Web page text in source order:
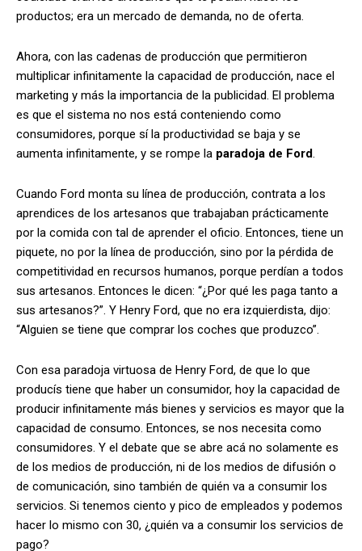
productos; era un mercado de demanda, no de oferta.
Ahora, con las cadenas de producción que permitieron
multiplicar infinitamente la capacidad de producción, nace el
marketing y más la importancia de la publicidad. El problema
es que el sistema no nos está conteniendo como
consumidores, porque sí la productividad se baja y se
aumenta infinitamente, y se rompe la paradoja de Ford.
Cuando Ford monta su línea de producción, contrata a los
aprendices de los artesanos que trabajaban prácticamente
por la comida con tal de aprender el oficio. Entonces, tiene un
piquete, no por la línea de producción, sino por la pérdida de
competitividad en recursos humanos, porque perdían a todos
sus artesanos. Entonces le dicen: “¿Por qué les paga tanto a
sus artesanos?”. Y Henry Ford, que no era izquierdista, dijo:
“Alguien se tiene que comprar los coches que produzco”.
Con esa paradoja virtuosa de Henry Ford, de que lo que
producís tiene que haber un consumidor, hoy la capacidad de
producir infinitamente más bienes y servicios es mayor que la
capacidad de consumo. Entonces, se nos necesita como
consumidores. Y el debate que se abre acá no solamente es
de los medios de producción, ni de los medios de difusión o
de comunicación, sino también de quién va a consumir los
servicios. Si tenemos ciento y pico de empleados y podemos
hacer lo mismo con 30, ¿quién va a consumir los servicios de
pago?